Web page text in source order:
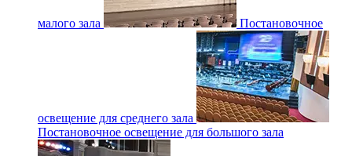
малого зала Постановочное
освещение для среднего зала
Постановочное освещение для большого зала